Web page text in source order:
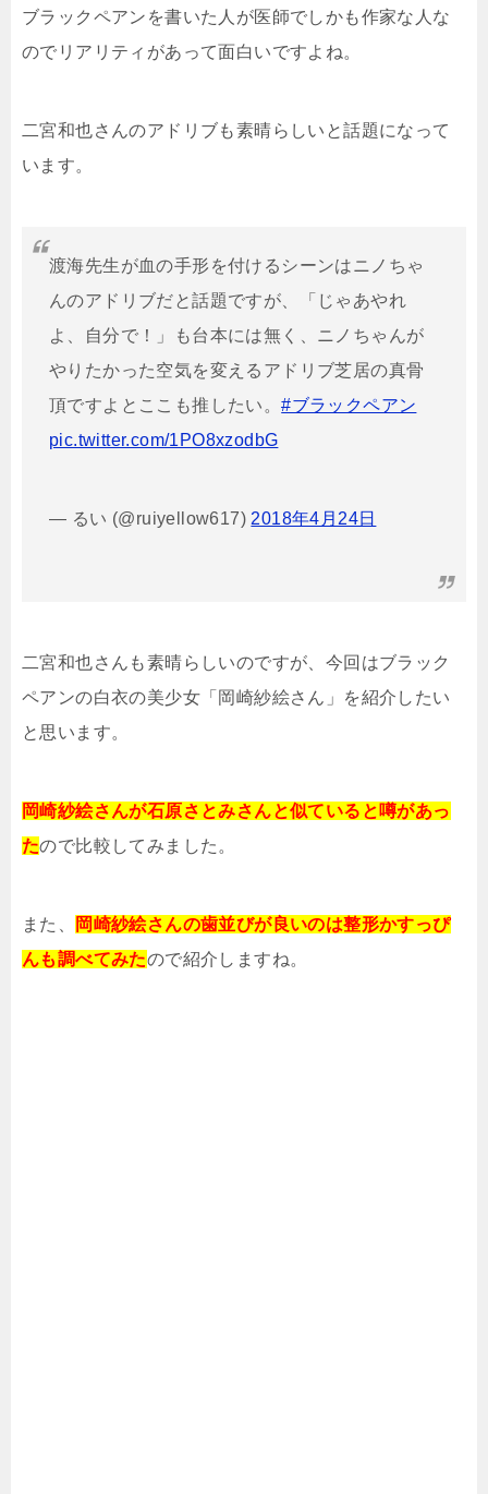
ブラックペアンを書いた人が医師でしかも作家な人な
のでリアリティがあって面白いですよね。
二宮和也さんのアドリブも素晴らしいと話題になって
います。
渡海先生が血の手形を付けるシーンはニノちゃ
んのアドリブだと話題ですが、「じゃあやれ
よ、自分で！」も台本には無く、ニノちゃんが
やりたかった空気を変えるアドリブ芝居の真骨
頂ですよとここも推したい。#ブラックペアン
pic.twitter.com/1PO8xzodbG
— るい (@ruiyellow617) 2018年4月24日
二宮和也さんも素晴らしいのですが、今回はブラック
ペアンの白衣の美少女「岡崎紗絵さん」を紹介したい
と思います。
岡崎紗絵さんが石原さとみさんと似ていると噂があっ
たので比較してみました。
また、
岡崎紗絵さんの歯並びが良いのは整形かすっぴ
んも調べてみたので紹介しますね。